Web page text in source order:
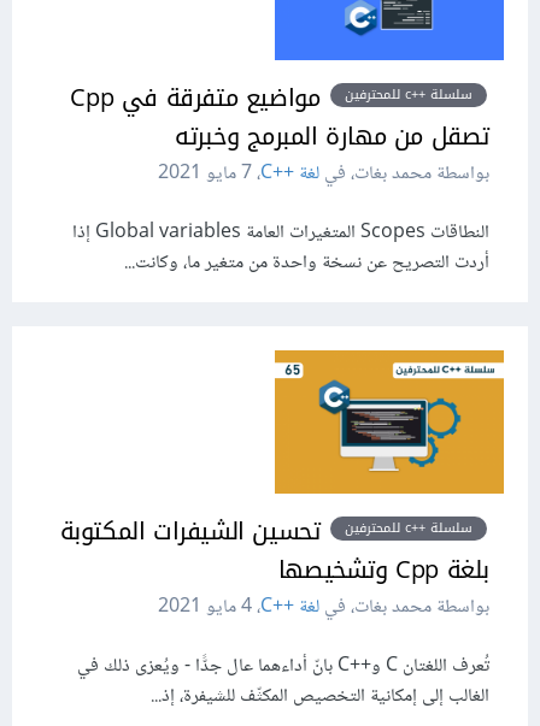
سلسلة ++c للمحترفين
مواضيع متفرقة في Cpp
تصقل من مهارة المبرمج وخبرته
بواسطة محمد بغات، فيلغة C++‎ ،7 مايو 2021
النطاقات Scopes المتغيرات العامة Global variables إذا
أردت التصريح عن نسخة واحدة من متغير ما، وكانت...
سلسلة ++c للمحترفين
تحسين الشيفرات المكتوبة
بلغة Cpp وتشخيصها
بواسطة محمد بغات، فيلغة C++‎ ،4 مايو 2021
تُعرف اللغتان C وC++‎ بانّ أداءهما عال جدًّا - ويُعزى ذلك في
الغالب إلى إمكانية التخصيص المكثّف للشيفرة، إذ...